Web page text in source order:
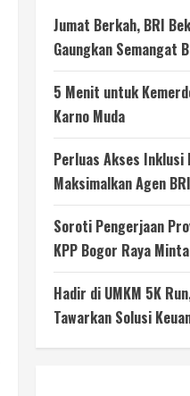
Jumat Berkah, BRI
Gaungkan Semangat
5 Menit untuk
Karno Muda
Perluas Akses Inklusi
Maksimalkan Agen
Soroti Pengerjaan
KPP Bogor Raya
Hadir di UMKM 5K
Tawarkan Solusi